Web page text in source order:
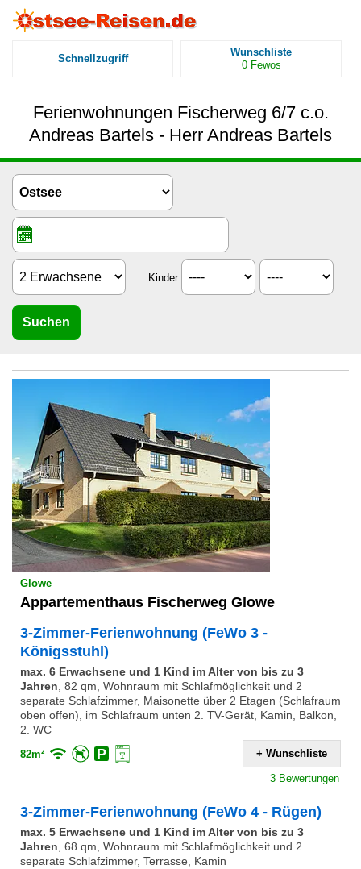
Schnellzugriff
Wunschliste
0 Fewos
Ferienwohnungen Fischerweg 6/7 c.o.
Andreas Bartels - Herr Andreas Bartels
Kinder
Glowe
Appartementhaus Fischerweg Glowe
3-Zimmer-Ferienwohnung (FeWo 3 -
Königsstuhl)
max. 6 Erwachsene und 1 Kind im Alter von bis zu 3
Jahren, 82 qm, Wohnraum mit Schlafmöglichkeit und 2
separate Schlafzimmer, Maisonette über 2 Etagen (Schlafraum
oben offen), im Schlafraum unten 2. TV-Gerät, Kamin, Balkon,
2. WC
82m² + Wunschliste
3 Bewertungen
3-Zimmer-Ferienwohnung (FeWo 4 - Rügen)
max. 5 Erwachsene und 1 Kind im Alter von bis zu 3
Jahren, 68 qm, Wohnraum mit Schlafmöglichkeit und 2
separate Schlafzimmer, Terrasse, Kamin